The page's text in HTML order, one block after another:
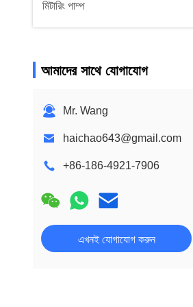
মিটারিং পাম্প
আমাদের সাথে যোগাযোগ
Mr. Wang
haichao643@gmail.com
+86-186-4921-7906
এখনই যোগাযোগ করুন